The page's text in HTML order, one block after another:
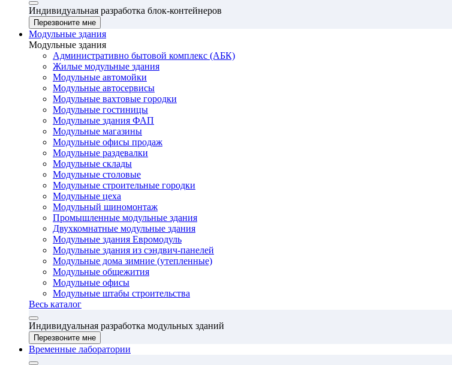
Индивидуальная разработка блок-контейнеров
Перезвоните мне
Модульные здания
Модульные здания
Административно бытовой комплекс (АБК)
Жилые модульные здания
Модульные автомойки
Модульные автосервисы
Модульные вахтовые городки
Модульные гостиницы
Модульные здания ФАП
Модульные магазины
Модульные офисы продаж
Модульные раздевалки
Модульные склады
Модульные столовые
Модульные строительные городки
Модульные цеха
Модульный шиномонтаж
Промышленные модульные здания
Двухкомнатные модульные здания
Модульные здания Евромодуль
Модульные здания из сэндвич-панелей
Модульные дома зимние (утепленные)
Модульные общежития
Модульные офисы
Модульные штабы строительства
Весь каталог
Индивидуальная разработка модульных зданий
Перезвоните мне
Временные лаборатории